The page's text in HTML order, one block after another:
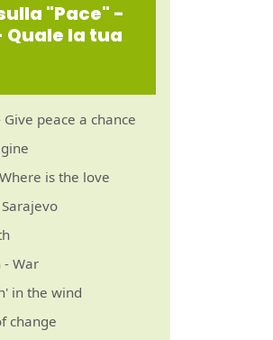
"Pace" -
Quale la tua
peace a chance
is the love
- War
in the wind
change